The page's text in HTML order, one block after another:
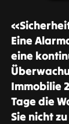
Eine
eine
Immobilie
Tage die
Sie nicht